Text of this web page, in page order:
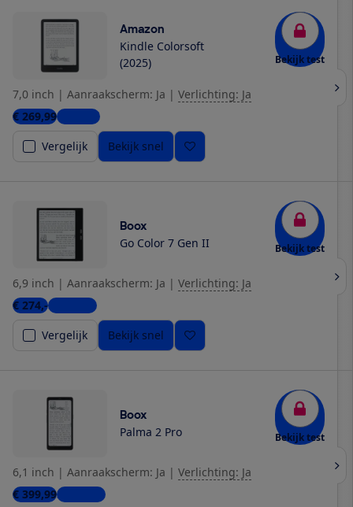
Amazon
Kindle Colorsoft
(2025)
Bekijk test
7,0 inch | Aanraakscherm: Ja | Verlichting: Ja
€ 269,991 winkel
Vergelijk
Bekijk snel
Boox
Go Color 7 Gen II Bekijk test
6,9 inch | Aanraakscherm: Ja | Verlichting: Ja
€ 274,-3 winkels
Vergelijk
Bekijk snel
Boox
Palma 2 Pro Bekijk test
6,1 inch | Aanraakscherm: Ja | Verlichting: Ja
€ 399,992 winkels